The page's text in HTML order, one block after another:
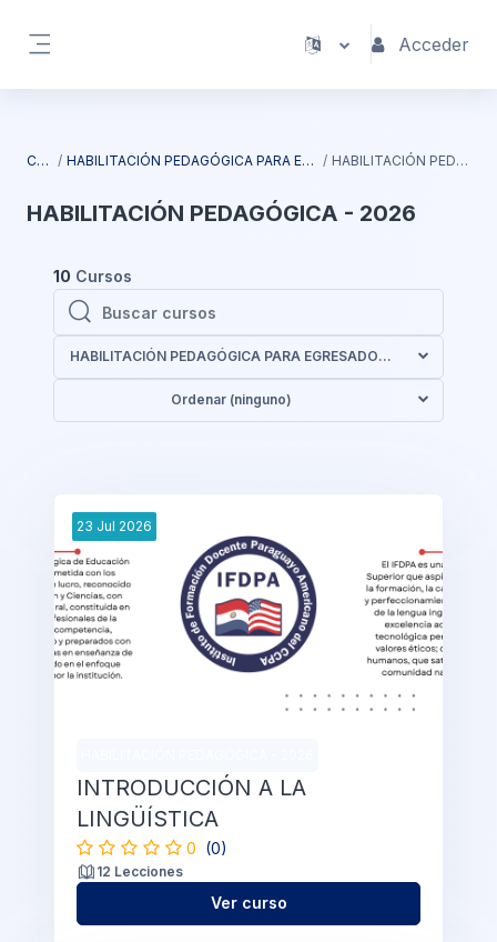
Acceder
Cursos HABILITACIÓN PEDAGÓGICA PARA EGRESADOS UNIVERSITARIOS HABILITACIÓN PEDAGÓGICA - 2026
HABILITACIÓN PEDAGÓGICA - 2026
10 Cursos
Buscar cursos
Buscar cursos
HABILITACIÓN PEDAGÓGICA PARA EGRESADOS
Ordenar (ninguno)
23 Jul 2026
INTRODUCCIÓN A LA
LINGÜÍSTICA
0 (0)
12 Lecciones
Ver curso